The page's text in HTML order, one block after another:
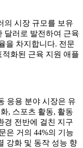
의 시장 규모를 보유
달러로 발전하여 근육
을 차지합니다. 전문
화된 근육 지원 애플
응용 분야 시장은 유
, 스포츠 활동, 활동
경 전반에 걸친 지구
은 거의 44%의 기능
강화 및 동작 성능 향